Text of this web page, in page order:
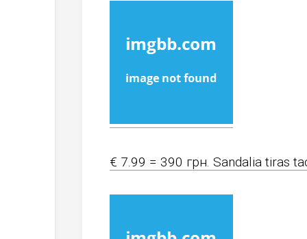
€ 7.99 = 390 грн. Sandalia tiras